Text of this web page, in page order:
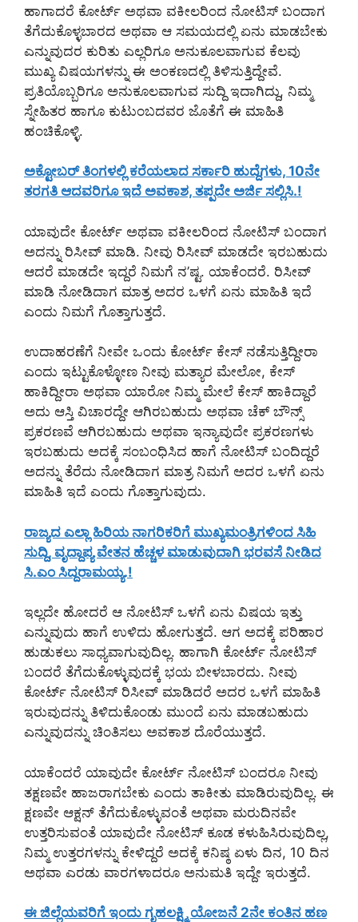
ಹಾಗಾದರೆ ಕೋರ್ಟ್ ಅಥವಾ ವಕೀಲರಿಂದ ನೋಟಿಸ್ ಬಂದಾಗ
ತೆಗೆದುಕೊಳ್ಳಬಾರದ ಅಥವಾ ಆ ಸಮಯದಲ್ಲಿ ಏನು ಮಾಡಬೇಕು
ಎನ್ನುವುದರ ಕುರಿತು ಎಲ್ಲರಿಗೂ ಅನುಕೂಲವಾಗುವ ಕೆಲವು
ಮುಖ್ಯ ವಿಷಯಗಳನ್ನು ಈ ಅಂಕಣದಲ್ಲಿ ತಿಳಿಸುತ್ತಿದ್ದೇವೆ.
ಪ್ರತಿಯೊಬ್ಬರಿಗೂ ಅನುಕೂಲವಾಗುವ ಸುದ್ದಿ ಇದಾಗಿದ್ದು, ನಿಮ್ಮ
ಸ್ನೇಹಿತರ ಹಾಗೂ ಕುಟುಂಬದವರ ಜೊತೆಗೆ ಈ ಮಾಹಿತಿ
ಹಂಚಿಕೊಳ್ಳಿ.
ಅಕ್ಟೋಬರ್ ತಿಂಗಳಲ್ಲಿ ಕರೆಯಲಾದ ಸರ್ಕಾರಿ ಹುದ್ದೆಗಳು, 10ನೇ
ತರಗತಿ ಆದವರಿಗೂ ಇದೆ ಅವಕಾಶ, ತಪ್ಪದೇ ಅರ್ಜಿ ಸಲ್ಲಿಸಿ.!
ಯಾವುದೇ ಕೋರ್ಟ್ ಅಥವಾ ವಕೀಲರಿಂದ ನೋಟಿಸ್ ಬಂದಾಗ
ಅದನ್ನು ರಿಸೀವ್ ಮಾಡಿ. ನೀವು ರಿಸೀವ್ ಮಾಡದೇ ಇರಬಹುದು
ಆದರೆ ಮಾಡದೇ ಇದ್ದರೆ ನಿಮಗೆ ನ’ಷ್ಟ. ಯಾಕೆಂದರೆ. ರಿಸೀವ್
ಮಾಡಿ ನೋಡಿದಾಗ ಮಾತ್ರ ಅದರ ಒಳಗೆ ಏನು ಮಾಹಿತಿ ಇದೆ
ಎಂದು ನಿಮಗೆ ಗೊತ್ತಾಗುತ್ತದೆ.
ಉದಾಹರಣೆಗೆ ನೀವೇ ಒಂದು ಕೋರ್ಟ್ ಕೇಸ್ ನಡೆಸುತ್ತಿದ್ದೀರಾ
ಎಂದು ಇಟ್ಟುಕೊಳ್ಳೋಣ ನೀವು ಮತ್ಯಾರ ಮೇಲೋ, ಕೇಸ್
ಹಾಕಿದ್ದೀರಾ ಅಥವಾ ಯಾರೋ ನಿಮ್ಮ ಮೇಲೆ ಕೇಸ್ ಹಾಕಿದ್ದಾರೆ
ಅದು ಆಸ್ತಿ ವಿಚಾರದ್ದೇ ಆಗಿರಬಹುದು ಅಥವಾ ಚೆಕ್ ಬೌನ್ಸ್
ಪ್ರಕರಣವೆ ಆಗಿರಬಹುದು ಅಥವಾ ಇನ್ಯಾವುದೇ ಪ್ರಕರಣಗಳು
ಇರಬಹುದು ಅದಕ್ಕೆ ಸಂಬಂಧಿಸಿದ ಹಾಗೆ ನೋಟಿಸ್ ಬಂದಿದ್ದರೆ
ಅದನ್ನು ತೆರೆದು ನೋಡಿದಾಗ ಮಾತ್ರ ನಿಮಗೆ ಅದರ ಒಳಗೆ ಏನು
ಮಾಹಿತಿ ಇದೆ ಎಂದು ಗೊತ್ತಾಗುವುದು.
ರಾಜ್ಯದ ಎಲ್ಲಾ ಹಿರಿಯ ನಾಗರಿಕರಿಗೆ ಮುಖ್ಯಮಂತ್ರಿಗಳಿಂದ ಸಿಹಿ
ಸುದ್ದಿ, ವೃದ್ದಾಪ್ಯ ವೇತನ ಹೆಚ್ಚಳ ಮಾಡುವುದಾಗಿ ಭರವಸೆ ನೀಡಿದ
ಸಿ.ಎಂ ಸಿದ್ದರಾಮಯ್ಯ.!
ಇಲ್ಲದೇ ಹೋದರೆ ಆ ನೋಟಿಸ್ ಒಳಗೆ ಏನು ವಿಷಯ ಇತ್ತು
ಎನ್ನುವುದು ಹಾಗೆ ಉಳಿದು ಹೋಗುತ್ತದೆ. ಆಗ ಅದಕ್ಕೆ ಪರಿಹಾರ
ಹುಡುಕಲು ಸಾಧ್ಯವಾಗುವುದಿಲ್ಲ. ಹಾಗಾಗಿ ಕೋರ್ಟ್ ನೋಟಿಸ್
ಬಂದರೆ ತೆಗೆದುಕೊಳ್ಳುವುದಕ್ಕೆ ಭಯ ಬೀಳಬಾರದು. ನೀವು
ಕೋರ್ಟ್ ನೋಟಿಸ್ ರಿಸೀವ್ ಮಾಡಿದರೆ ಅದರ ಒಳಗೆ ಮಾಹಿತಿ
ಇರುವುದನ್ನು ತಿಳಿದುಕೊಂಡು ಮುಂದೆ ಏನು ಮಾಡಬಹುದು
ಎನ್ನುವುದನ್ನು ಚಿಂತಿಸಲು ಅವಕಾಶ ದೊರೆಯುತ್ತದೆ.
ಯಾಕೆಂದರೆ ಯಾವುದೇ ಕೋರ್ಟ್ ನೋಟಿಸ್ ಬಂದರೂ ನೀವು
ತಕ್ಷಣವೇ ಹಾಜರಾಗಬೇಕು ಎಂದು ತಾಕೀತು ಮಾಡಿರುವುದಿಲ್ಲ. ಈ
ಕ್ಷಣವೇ ಆಕ್ಷನ್ ತೆಗೆದುಕೊಳ್ಳುವಂತೆ ಅಥವಾ ಮರುದಿನವೇ
ಉತ್ತರಿಸುವಂತೆ ಯಾವುದೇ ನೋಟಿಸ್ ಕೂಡ ಕಳುಹಿಸಿರುವುದಿಲ್ಲ,
ನಿಮ್ಮ ಉತ್ತರಗಳನ್ನು ಕೇಳಿದ್ದರೆ ಅದಕ್ಕೆ ಕನಿಷ್ಠ ಏಳು ದಿನ, 10 ದಿನ
ಅಥವಾ ಎರಡು ವಾರಗಳಾದರೂ ಅನುಮತಿ ಇದ್ದೇ ಇರುತ್ತದೆ.
ಈ ಜಿಲ್ಲೆಯವರಿಗೆ ಇಂದು ಗೃಹಲಕ್ಷ್ಮಿ ಯೋಜನೆ 2ನೇ ಕಂತಿನ ಹಣ